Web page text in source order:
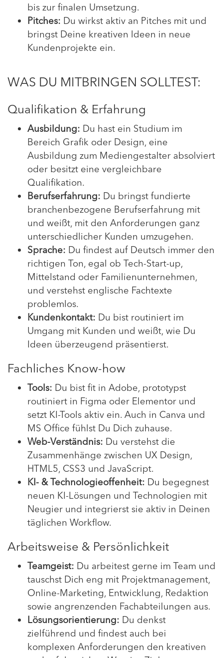
bis zur finalen Umsetzung.
Pitches: Du wirkst aktiv an Pitches mit und
bringst Deine kreativen Ideen in neue
Kundenprojekte ein.
WAS DU MITBRINGEN SOLLTEST:
Qualifikation & Erfahrung
Ausbildung: Du hast ein Studium im
Bereich Grafik oder Design, eine
Ausbildung zum Mediengestalter absolviert
oder besitzt eine vergleichbare
Qualifikation.
Berufserfahrung: Du bringst fundierte
branchenbezogene Berufserfahrung mit
und weißt, mit den Anforderungen ganz
unterschiedlicher Kunden umzugehen.
Sprache: Du findest auf Deutsch immer den
richtigen Ton, egal ob Tech-Start-up,
Mittelstand oder Familienunternehmen,
und verstehst englische Fachtexte
problemlos.
Kundenkontakt: Du bist routiniert im
Umgang mit Kunden und weißt, wie Du
Ideen überzeugend präsentierst.
Fachliches Know-how
Tools: Du bist fit in Adobe, prototypst
routiniert in Figma oder Elementor und
setzt KI-Tools aktiv ein. Auch in Canva und
MS Office fühlst Du Dich zuhause.
Web-Verständnis: Du verstehst die
Zusammenhänge zwischen UX Design,
HTML5, CSS3 und JavaScript.
KI- & Technologieoffenheit: Du begegnest
neuen KI-Lösungen und Technologien mit
Neugier und integrierst sie aktiv in Deinen
täglichen Workflow.
Arbeitsweise & Persönlichkeit
Teamgeist: Du arbeitest gerne im Team und
tauschst Dich eng mit Projektmanagement,
Online-Marketing, Entwicklung, Redaktion
sowie angrenzenden Fachabteilungen aus.
Lösungsorientierung: Du denkst
zielführend und findest auch bei
komplexen Anforderungen den kreativen